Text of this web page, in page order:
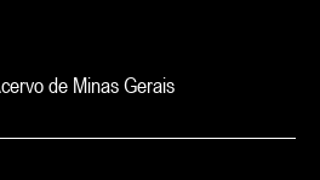
de Minas Gerais